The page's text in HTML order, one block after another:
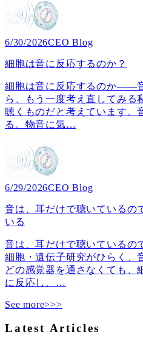
6/30/2026CEO Blog
細胞は音に反応するのか？
細胞は音に反応するのか――
ら、もう一度考え直してみる
聴くものだと考えています。
る。物音に気…
6/29/2026CEO Blog
音は、耳だけで聴いている
いる
音は、耳だけで聴いている
細胞・遺伝子研究がひらく、
どの感覚器を通さなくても、
に反応し、 …
See more>>>
Latest Articles